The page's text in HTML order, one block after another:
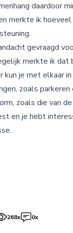
daardoor
merkte ik
gevraagd
merkte ik dat
kun je met elkaar
zoals parkeren
zoals die van de
en je hebt
268x 0x